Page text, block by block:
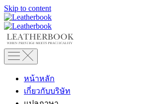
Skip to content
หน้าหลัก
เกี่ยวกับบริษัท